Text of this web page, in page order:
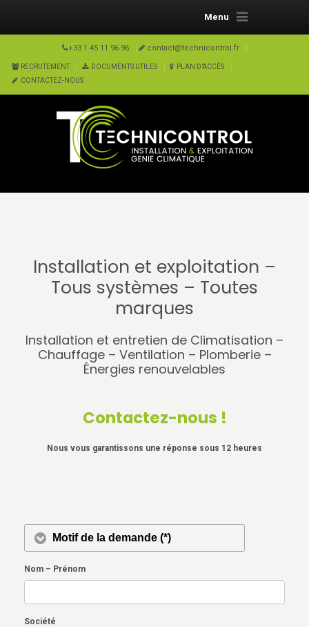
Menu
+33 1 45 11 96 96 contact@technicontrol.fr
RECRUTEMENT DOCUMENTS UTILES
PLAN D’ACCÈS
CONTACTEZ-NOUS
Installation et exploitation –
Tous systèmes – Toutes
marques
Installation et entretien de Climatisation –
Chauffage – Ventilation – Plomberie –
Énergies renouvelables
Contactez-nous !
Nous vous garantissons une réponse sous 12 heures
Nom – Prénom
Société